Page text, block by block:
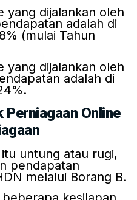
yang dijalankan oleh
adalah di
(mulai Tahun
yang dijalankan oleh
adalah di
Perniagaan Online
untung atau rugi,
pendapatan
melalui Borang B.